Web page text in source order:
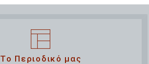
Το Περιοδικό μας